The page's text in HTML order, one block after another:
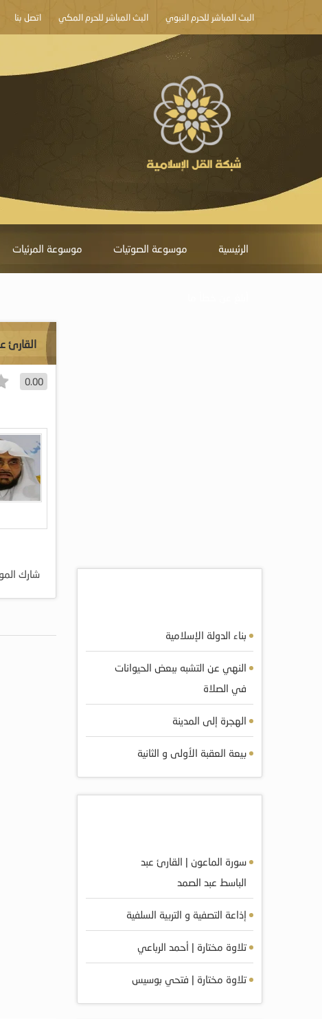
البث المباشر للحرم النبوي البث المباشر للحرم المكي اتصل بنا
الرئيسية موسوعة الصوتيات موسوعة المرئيات
القارئ
0.00
شارك
بناء الدولة الإسلامية
النهي عن التشبه ببعض الحيوانات
في الصلاة
الهجرة إلى المدينة
بيعة العقبة الأولى و الثانية
سورة الماعون | القارئ عبد
الباسط عبد الصمد
إذاعة التصفية و التربية السلفية
تلاوة مختارة | أحمد الرباعي
تلاوة مختارة | فتحي بوسيس